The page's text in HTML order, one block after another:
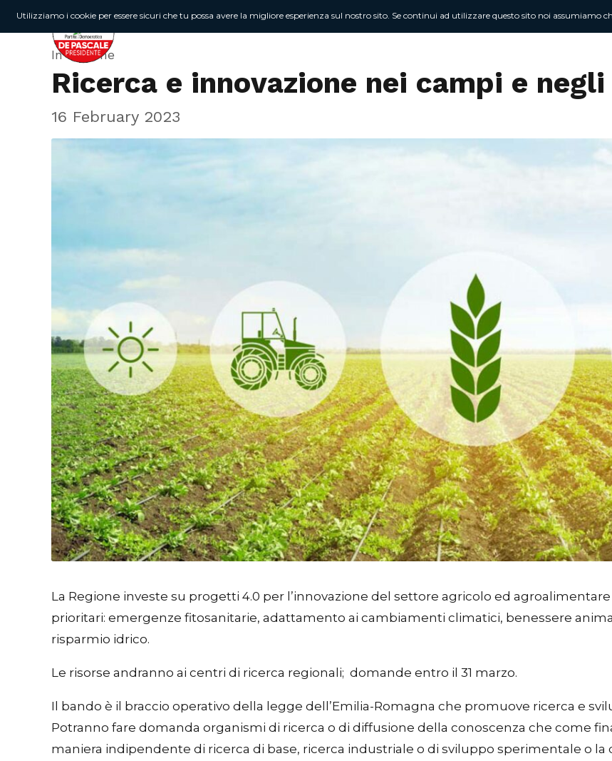
Chi sono
In Regione
Ricerca e innovazione nei campi e
16 February 2023
La Regione investe su progetti 4.0 per l’innovazione del settore agricolo ed
prioritari: emergenze fitosanitarie, adattamento ai cambiamenti climatici, benessere
risparmio idrico.
Le risorse andranno ai centri di ricerca regionali; domande entro il 31 marzo.
Il bando è il braccio operativo della legge dell’Emilia-Romagna che promuove ricerca e
Potranno fare domanda organismi di ricerca o di diffusione della conoscenza che come
maniera indipendente di ricerca di base, ricerca industriale o di sviluppo sperimentale o la
Utilizziamo i cookie per essere sicuri che tu possa avere la migliore esperienza sul nostro sito. Se continui ad utilizzare questo sito noi assumiamo